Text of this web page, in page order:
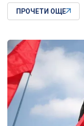
ПРОЧЕТИ ОЩЕ